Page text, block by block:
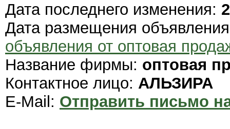
Дата последнего изменения:
Дата размещения
объявления от оптовая
Название фирмы: оптовая
Контактное лицо: АЛЬЗИРА
E-Mail: Отправить письмо